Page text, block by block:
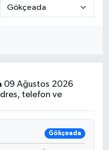
09 Ağustos 2026
telefon ve
Gökçeada